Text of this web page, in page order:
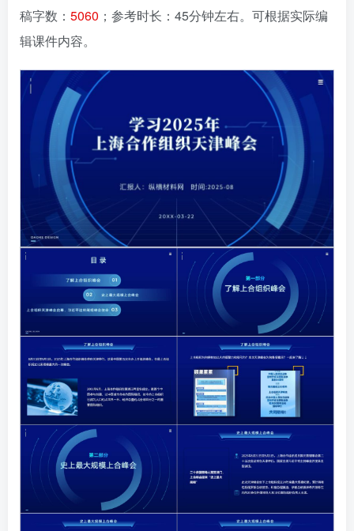
稿字数： 5060 ；参考时长：45分钟左右。可根据实际编
辑课件内容。